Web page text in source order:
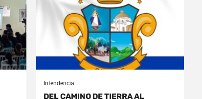
Intendencia
DEL CAMINO DE TIERRA AL